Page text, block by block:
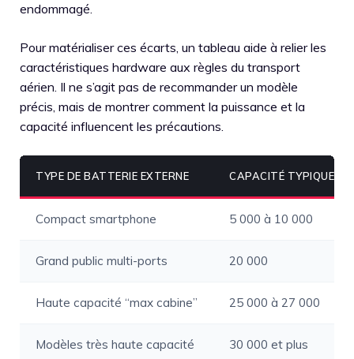
endommagé.
Pour matérialiser ces écarts, un tableau aide à relier les
caractéristiques hardware aux règles du transport
aérien. Il ne s’agit pas de recommander un modèle
précis, mais de montrer comment la puissance et la
capacité influencent les précautions.
TYPE DE BATTERIE EXTERNE CAPACITÉ TYPIQUE
Compact smartphone 5 000 à 10 000
Grand public multi-ports 20 000
Haute capacité “max cabine” 25 000 à 27 000
Modèles très haute capacité 30 000 et plus